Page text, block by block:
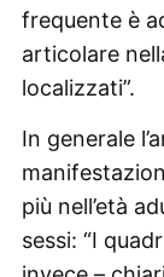
frequente è
articolare
localizzati”.
In generale
più nell’età
sessi: “I